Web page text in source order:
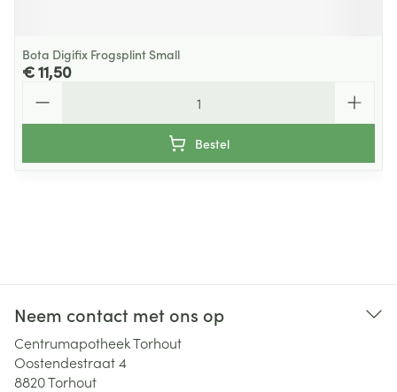
Bota Digifix Frogsplint Small
€ 11,50
Bestel
Neem contact met ons op
Centrumapotheek Torhout
Oostendestraat 4
8820Torhout